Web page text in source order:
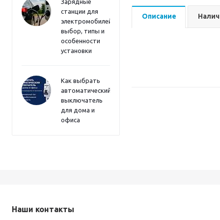
Зарядные
станции для
электромобилей:
выбор, типы и
особенности
установки
Как выбрать
автоматический
выключатель
для дома и
офиса
Описание
Наши контакты